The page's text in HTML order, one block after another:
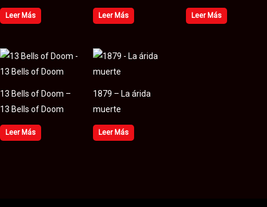
Leer Más Leer Más Leer Más
13 Bells of Doom –
13 Bells of Doom
Leer Más
1879 – La árida
muerte
Leer Más